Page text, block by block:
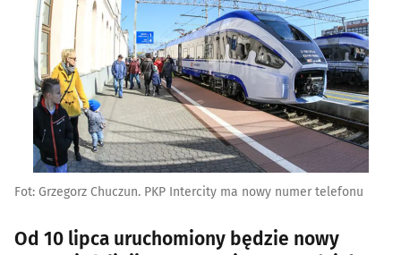
Fot: Grzegorz Chuczun. PKP Intercity ma nowy numer telefonu
Od 10 lipca uruchomiony będzie nowy